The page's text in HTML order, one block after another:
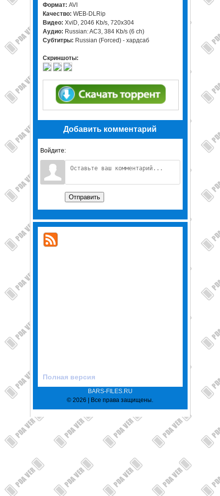
Формат: AVI
Качество: WEB-DLRip
Видео: XviD, 2046 Kb/s, 720x304
Аудио: Russian: AC3, 384 Kb/s (6 ch)
Субтитры: Russian (Forced) - хардсаб
Скриншоты:
Добавить комментарий
Войдите:
Отправить
Полная версия
BARS-FILES.RU
© 2026 | Все права защищены.